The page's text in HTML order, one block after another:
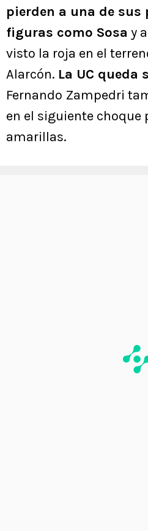
pierden a una de
figuras como Sosa y
visto la roja en el
Alarcón. La UC
Fernando Zampedri
en el siguiente
amarillas.